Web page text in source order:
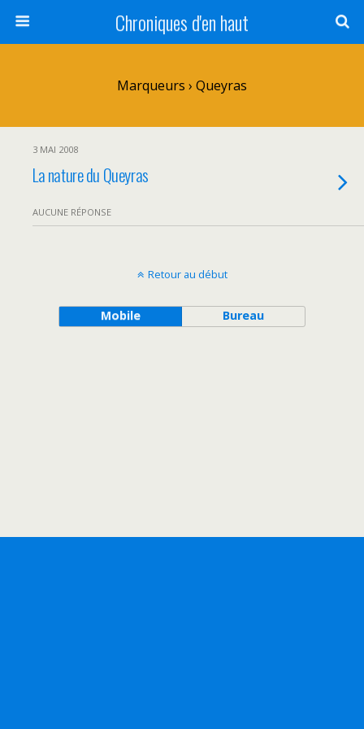
Chroniques d'en haut
Marqueurs › Queyras
3 MAI 2008
La nature du Queyras
AUCUNE RÉPONSE
Retour au début
Mobile Bureau